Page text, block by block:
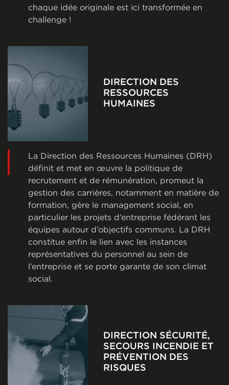
chaque idée originale est ici transformée en
challenge !
DIRECTION DES
RESSOURCES
HUMAINES
La Direction des Ressources Humaines (DRH)
définit et met en œuvre la politique de
recrutement et de rémunération, promeut la
gestion des carrières, notamment en matière de
formation, gère le management social, en
particulier les projets d’entreprise fédérant les
équipes autour d’objectifs communs. La DRH
constitue enfin le lien avec les instances
représentatives du personnel au sein de
l’entreprise et se porte garante de son climat
social.
DIRECTION SÉCURITÉ,
SECOURS INCENDIE ET
PRÉVENTION DES
RISQUES